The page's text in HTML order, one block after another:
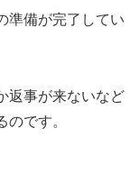
準備が完了してい
返事が来ないなど
です。